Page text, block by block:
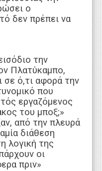
ο
δεν πρέπει να
την
Πλατύκαμπο,
σε ό,τι αφορά την
που
εργαζόμενος
του μποξ;»
από την πλευρά
διάθεση
λογική της
οι
πριν»